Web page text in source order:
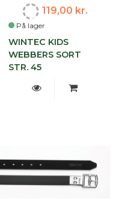
På lager
119,00 kr.
WINTEC KIDS
WEBBERS SORT
STR. 45